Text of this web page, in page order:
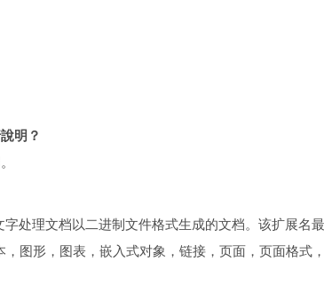
明？
处理文档以二进制文件格式生成的文档。该扩展名
图形，图表，嵌入式对象，链接，页面，页面格式